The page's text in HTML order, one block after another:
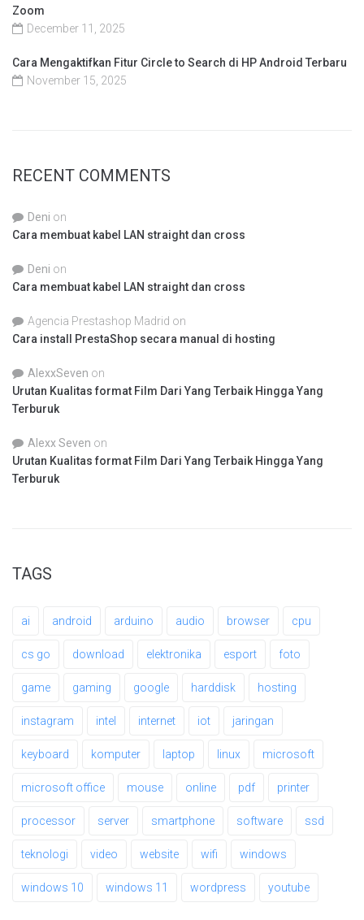
Zoom
December 11, 2025
Cara Mengaktifkan Fitur Circle to Search di HP Android Terbaru
November 15, 2025
RECENT COMMENTS
Deni on
Cara membuat kabel LAN straight dan cross
Deni on
Cara membuat kabel LAN straight dan cross
Agencia Prestashop Madrid on
Cara install PrestaShop secara manual di hosting
AlexxSeven on
Urutan Kualitas format Film Dari Yang Terbaik Hingga Yang
Terburuk
Alexx Seven on
Urutan Kualitas format Film Dari Yang Terbaik Hingga Yang
Terburuk
TAGS
ai android arduino audio browser cpu
cs go download elektronika esport foto
game gaming google harddisk hosting
instagram intel internet iot jaringan
keyboard komputer laptop linux microsoft
microsoft office mouse online pdf printer
processor server smartphone software ssd
teknologi video website wifi windows
windows 10 windows 11 wordpress youtube